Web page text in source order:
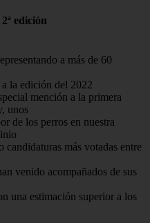
edición
a más de 60
la edición del 2022
mención a la primera
unos
de los perros en nuestra
candidaturas más votadas entre
venido acompañados de sus
una estimación superior a los